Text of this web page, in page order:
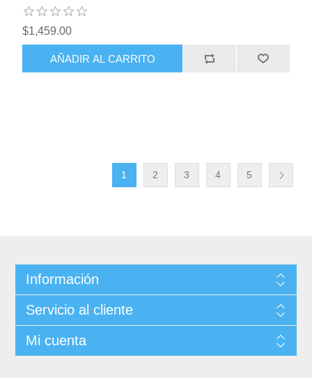
$1,459.00
AÑADIR AL CARRITO
1 2 3 4 5
Información
Servicio al cliente
Mi cuenta